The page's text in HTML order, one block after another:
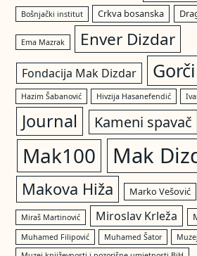
Bošnjački institut Crkva bosanska
Ema Mazrak Enver Dizdar
Fondacija Mak Dizdar
Hazim Šabanović Hivzija Hasanefendić
Journal Kameni spavač
Mak100 Mak
Makova Hiža Marko Vešović
Miraš Martinović Miroslav Krleža
Muhamed Filipović
Muhamed Šator